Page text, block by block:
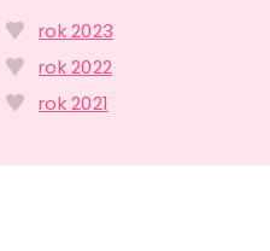
rok 2023
rok 2022
rok 2021